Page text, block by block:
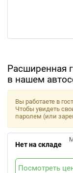
Расширенная
в нашем
Вы работаете в
Чтобы увидеть
паролем (или
Нет на складе
Посмотреть